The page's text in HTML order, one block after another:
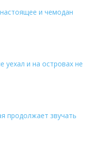
и чемодан
уехал и на островах не
продолжает звучать